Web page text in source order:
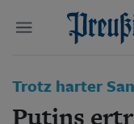
Suchen und
Trotz harter
Putins